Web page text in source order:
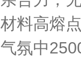
材料高熔
气氛中